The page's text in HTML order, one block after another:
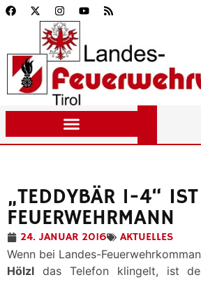
„TEDDYBÄR 1-4“
FEUERWEHRMANN
24. JANUAR 2016
AKTUELLES
Wenn bei Landes-
Hölzl das Telefon klingelt, ist